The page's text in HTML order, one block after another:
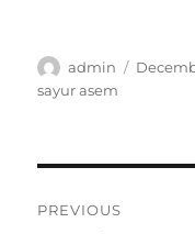
Author
admin
Posted
sayur asem
PREVIOUS